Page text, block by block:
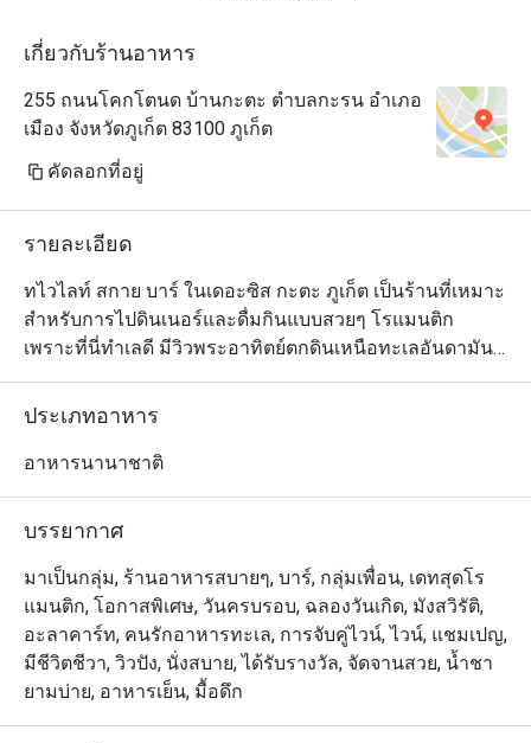
เกี่ยวกับร้านอาหาร
255 ถนนโคกโตนด บ้านกะตะ ตำบลกะรน อำเภอ
เมือง จังหวัดภูเก็ต 83100 ภูเก็ต
คัดลอกที่อยู่
รายละเอียด
ทไวไลท์ สกาย บาร์ ในเดอะซิส กะตะ ภูเก็ต เป็นร้านที่เหมาะ
สำหรับการไปดินเนอร์และดื่มกินแบบสวยๆ โรแมนติก
เพราะที่นี่ทำเลดี มีวิวพระอาทิตย์ตกดินเหนือทะเลอันดามัน
แบบไม่มีอะไรมาบดบังให้ดูเพลินตาระหว่างรับประทาน
อาหารหรือดื่มด่ำกับค็อกเทล สำหรับเมนูนั้น ทไวไลท์ สกาย
วัตถุดิบและเทคนิคการทำอาหารแบบฟิวชั่นมาผสมผสานกับ
ประเภทอาหาร
อาหารนานาชาติ
บรรยากาศ
มาเป็นกลุ่ม, ร้านอาหารสบายๆ, บาร์, กลุ่มเพื่อน, เดทสุดโร
แมนติก, โอกาสพิเศษ, วันครบรอบ, ฉลองวันเกิด, มังสวิรัติ,
อะลาคาร์ท, คนรักอาหารทะเล, การจับคู่ไวน์, ไวน์, แชมเปญ,
มีชีวิตชีวา, วิวปัง, นั่งสบาย, ได้รับรางวัล, จัดจานสวย, น้ำชา
ยามบ่าย, อาหารเย็น, มื้อดึก